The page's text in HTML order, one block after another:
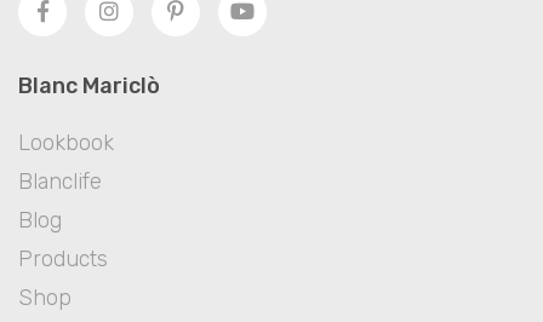
Blanc Mariclò
Lookbook
Blanclife
Blog
Products
Shop